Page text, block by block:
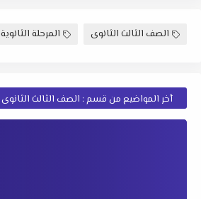
الصف الثالث الثانوى المرحلة الثانوية
أخر المواضيع من قسم : الصف الثالث الثانوى